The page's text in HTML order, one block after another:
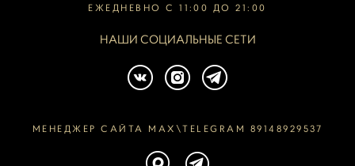
ЕЖЕДНЕВНО С 11:00 ДО 21:00
НАШИ СОЦИАЛЬНЫЕ СЕТИ
МЕНЕДЖЕР САЙТА MAX\TELEGRAM 89148929537